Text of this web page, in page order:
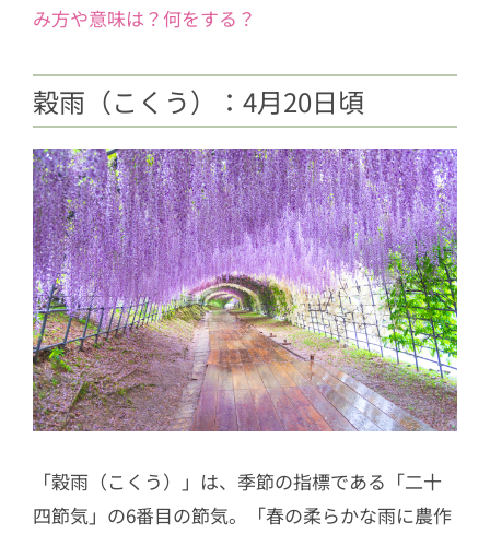
み方や意味は？何をする？
穀雨（こくう）：4月20日頃
「穀雨（こくう）」は、季節の指標である「二十
四節気」の6番目の節気。「春の柔らかな雨に農作